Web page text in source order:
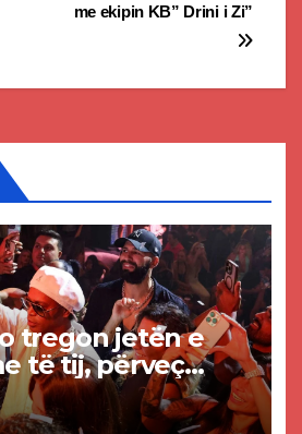
me ekipin KB” Drini i Zi”
tregon jetën e
të tij, përveç
në 6 të
disko edhe